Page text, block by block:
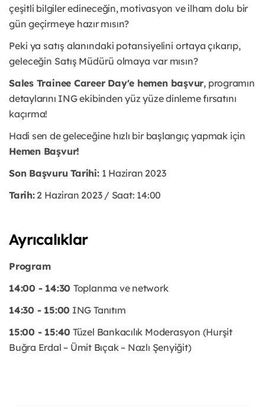
çeşitli bilgiler edineceğin, motivasyon ve ilham dolu bir
gün geçirmeye hazır mısın?
Peki ya satış alanındaki potansiyelini ortaya çıkarıp,
geleceğin Satış Müdürü olmaya var mısın?
Sales Trainee Career Day'e hemen başvur, programın
detaylarını ING ekibinden yüz yüze dinleme fırsatını
kaçırma!
Hadi sen de geleceğine hızlı bir başlangıç yapmak için
Hemen Başvur!
Son Başvuru Tarihi:1 Haziran 2023
Tarih:2 Haziran 2023 / Saat: 14:00
Ayrıcalıklar
Program
14:00 - 14:30 Toplanma ve network
14:30 - 15:00 ING Tanıtım
15:00 - 15:40 Tüzel Bankacılık Moderasyon (Hurşit
Buğra Erdal – Ümit Bıçak – Nazlı Şenyiğit)